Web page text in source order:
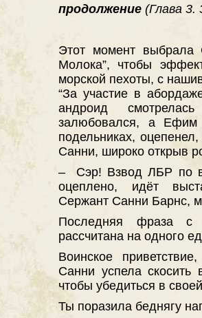
продолжение (Глава 3.
Этот момент выбрала
Молока”, чтобы
морской пехоты, с
“За участие в
андроид
залюбовался, а
подельниках,
Санни, широко открыв
– Сэр! Взвод ЛБР по
оцеплено, идёт
Сержант Санни Барнс,
Последняя фраза с
рассчитана на одного
Воинское
Санни успела скосить
чтобы убедиться в
Ты поразила беднягу